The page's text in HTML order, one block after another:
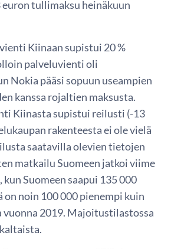
tullimaksu heinäkuun
Kiinaan supistui 20 %
palveluvienti oli
Nokia pääsi sopuun useampien
kanssa rojaltien maksusta.
Kiinasta supistui reilusti (-13
rakenteesta ei ole vielä
saatavilla olevien tietojen
matkailu Suomeen jatkoi viime
kun Suomeen saapui 135 000
on noin 100 000 pienempi kuin
vuonna 2019. Majoitustilastossa